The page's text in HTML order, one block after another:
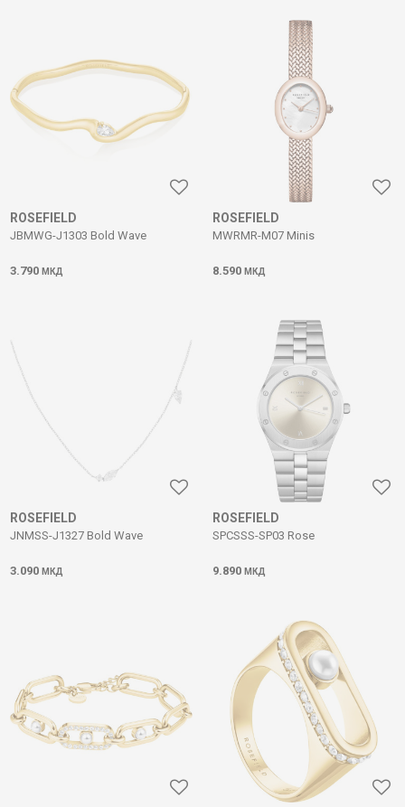
ROSEFIELD
JBMWG-J1303 Bold Wave
3.790 МКД
ROSEFIELD
MWRMR-M07 Minis
8.590 МКД
ROSEFIELD
JNMSS-J1327 Bold Wave
3.090 МКД
ROSEFIELD
SPCSSS-SP03 Rose
9.890 МКД